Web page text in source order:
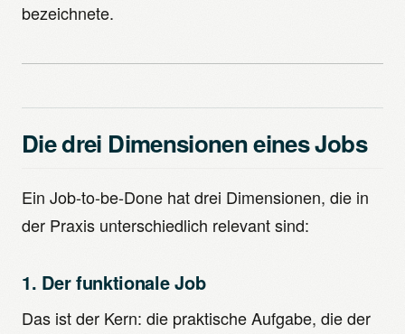
bezeichnete.
Die drei Dimensionen eines Jobs
Ein Job-to-be-Done hat drei Dimensionen, die in
der Praxis unterschiedlich relevant sind:
1. Der funktionale Job
Das ist der Kern: die praktische Aufgabe, die der